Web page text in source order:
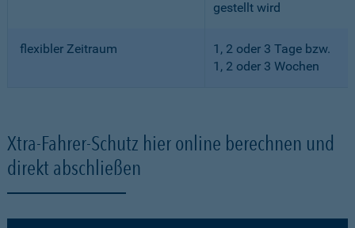
gestellt wird
flexibler Zeitraum
1, 2 oder 3 Tage bzw.
1, 2 oder 3 Wochen
Xtra-Fahrer-Schutz hier online berechnen und
direkt abschließen